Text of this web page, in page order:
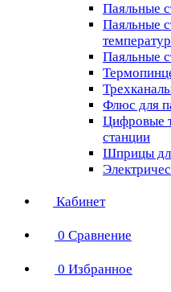
Паяльные
Паяльные
Паяльные
Флюс для
Цифровые
станции
Шприцы
Кабинет
0 Сравнение
0 Избранное